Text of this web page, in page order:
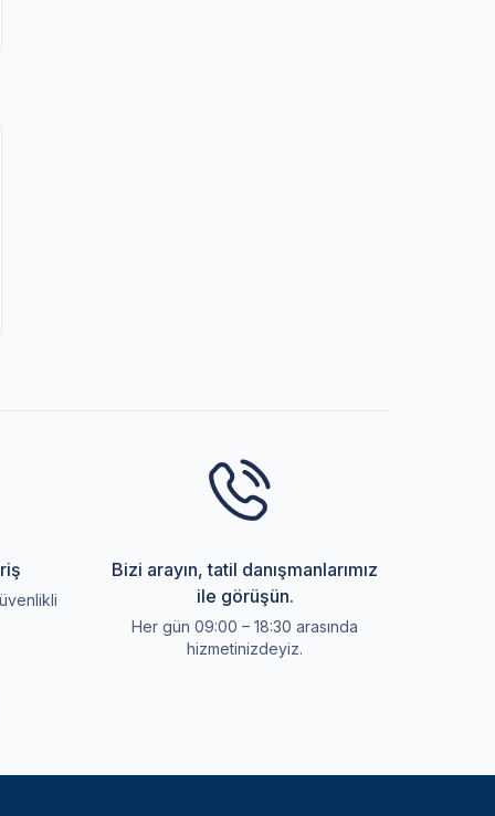
Bizi arayın, tatil danışmanlarımız
ile görüşün.
Her gün 09:00 – 18:30 arasında
hizmetinizdeyiz.